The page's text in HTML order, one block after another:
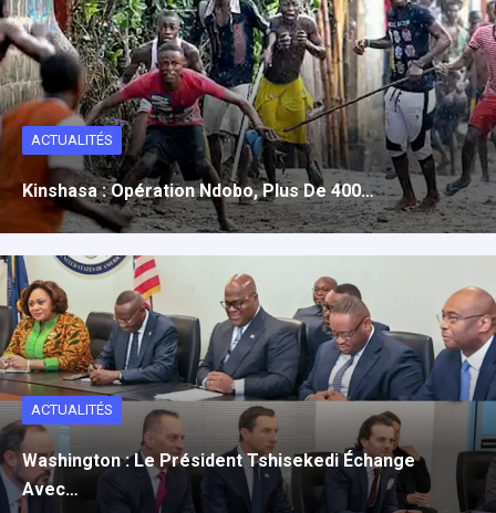
ACTUALITÉS
Kinshasa : Opération Ndobo, Plus De 400…
ACTUALITÉS
Washington : Le Président Tshisekedi Échange
Avec…